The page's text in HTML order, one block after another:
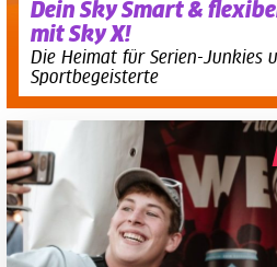
Dein Sky Smart &
mit Sky X!
Die Heimat für Serien-Junkies
Sportbegeisterte